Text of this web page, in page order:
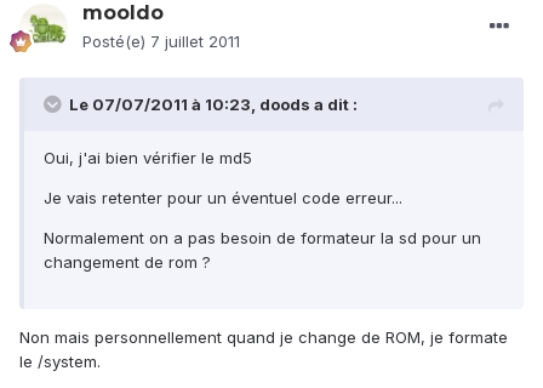
mooldo
Posté(e) 7 juillet 2011
Le 07/07/2011 à 10:23, doods a dit :
Oui, j'ai bien vérifier le md5
Je vais retenter pour un éventuel code erreur...
Normalement on a pas besoin de formateur la sd pour un
changement de rom ?
Non mais personnellement quand je change de ROM, je formate
le /system.